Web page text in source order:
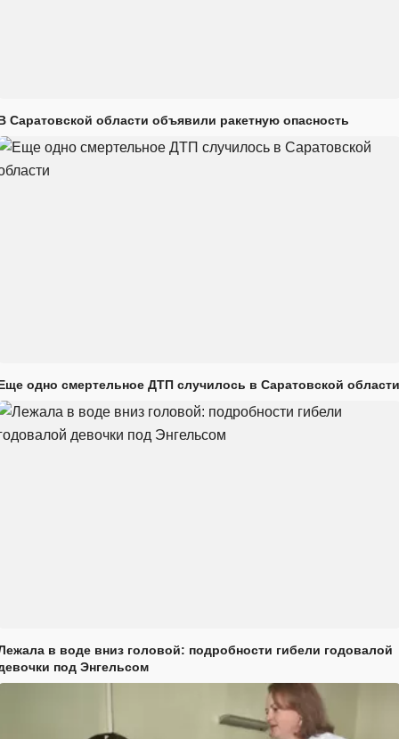
Саратовской области объявили ракетную опасность
одно смертельное ДТП случилось в Саратовской области
в воде вниз головой: подробности гибели годовалой
под Энгельсом